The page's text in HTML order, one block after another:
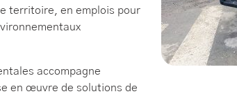
territoire, en emplois pour
accompagne
en œuvre de solutions de